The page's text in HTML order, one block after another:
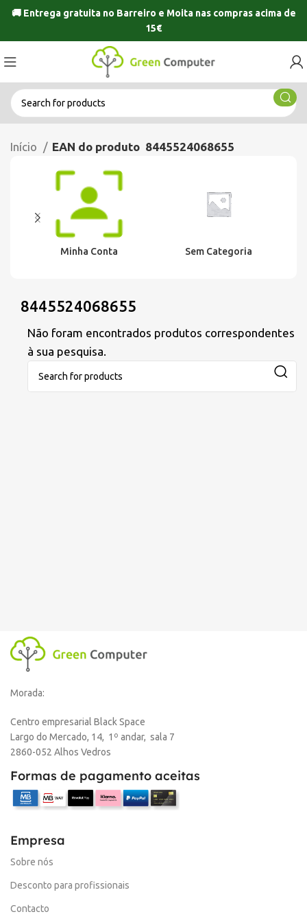
🚚 Entrega gratuita no Barreiro e Moitanas compras acima de
15€
Início EAN do produto 8445524068655
Minha Conta Sem Categoria
8445524068655
Não foram encontrados produtos correspondentes
à sua pesquisa.
Morada:
Centro empresarial Black Space
Largo do Mercado, 14, 1º andar, sala 7
2860-052 Alhos Vedros
Formas de pagamento aceitas
Empresa
Sobre nós
Desconto para profissionais
Contacto